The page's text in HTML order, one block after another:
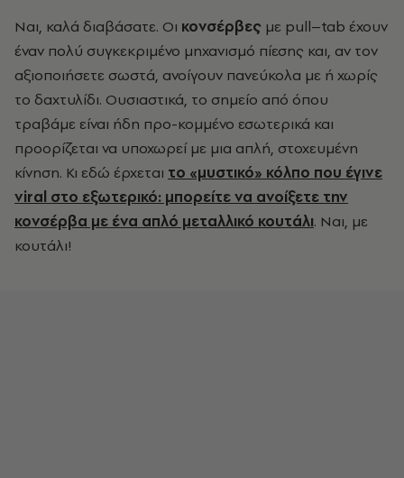
Ναι, καλά διαβάσατε. Οι κονσέρβες με pull–tab έχουν
έναν πολύ συγκεκριμένο μηχανισμό πίεσης και, αν τον
αξιοποιήσετε σωστά, ανοίγουν πανεύκολα με ή χωρίς
το δαχτυλίδι. Ουσιαστικά, το σημείο από όπου
τραβάμε είναι ήδη προ-κομμένο εσωτερικά και
προορίζεται να υποχωρεί με μια απλή, στοχευμένη
κίνηση. Κι εδώ έρχεται το «μυστικό» κόλπο που έγινε
viral στο εξωτερικό: μπορείτε να ανοίξετε την
κονσέρβα με ένα απλό μεταλλικό κουτάλι. Ναι, με
κουτάλι!